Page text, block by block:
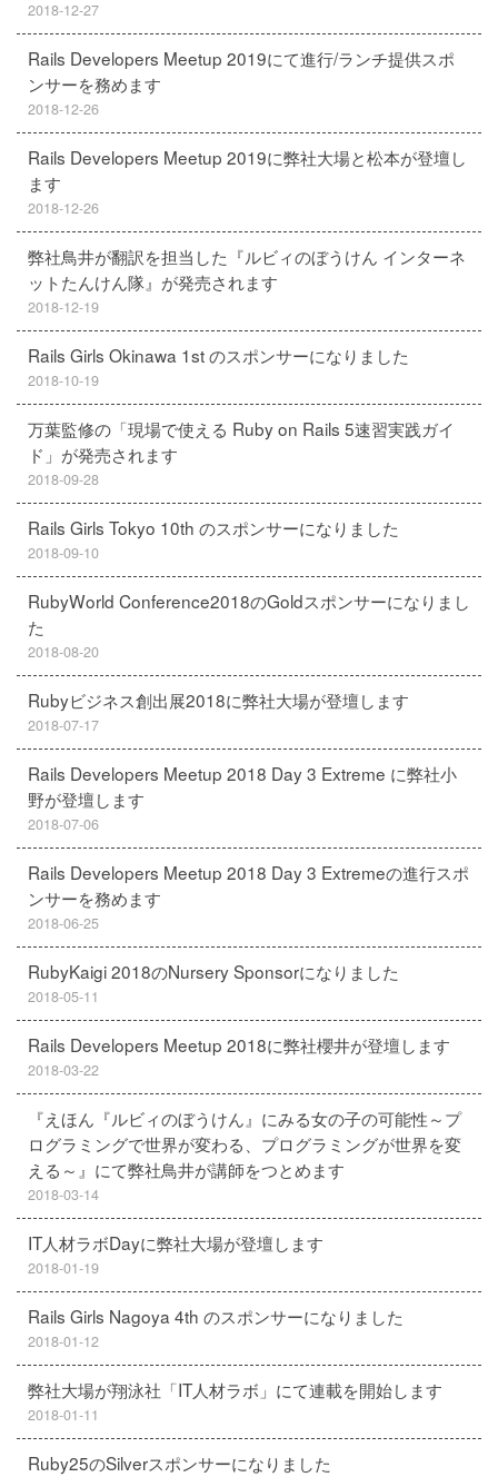
2018-12-27
Rails Developers Meetup 2019にて進行/ランチ提供スポ
ンサーを務めます
2018-12-26
Rails Developers Meetup 2019に弊社大場と松本が登壇し
ます
2018-12-26
弊社鳥井が翻訳を担当した『ルビィのぼうけん インターネ
ットたんけん隊』が発売されます
2018-12-19
Rails Girls Okinawa 1st のスポンサーになりました
2018-10-19
万葉監修の「現場で使える Ruby on Rails 5速習実践ガイ
ド」が発売されます
2018-09-28
Rails Girls Tokyo 10th のスポンサーになりました
2018-09-10
RubyWorld Conference2018のGoldスポンサーになりまし
た
2018-08-20
Rubyビジネス創出展2018に弊社大場が登壇します
2018-07-17
Rails Developers Meetup 2018 Day 3 Extreme に弊社小
野が登壇します
2018-07-06
Rails Developers Meetup 2018 Day 3 Extremeの進行スポ
ンサーを務めます
2018-06-25
RubyKaigi 2018のNursery Sponsorになりました
2018-05-11
Rails Developers Meetup 2018に弊社櫻井が登壇します
2018-03-22
『えほん『ルビィのぼうけん』にみる女の子の可能性～プ
ログラミングで世界が変わる、プログラミングが世界を変
える～』にて弊社鳥井が講師をつとめます
2018-03-14
IT人材ラボDayに弊社大場が登壇します
2018-01-19
Rails Girls Nagoya 4th のスポンサーになりました
2018-01-12
弊社大場が翔泳社「IT人材ラボ」にて連載を開始します
2018-01-11
Ruby25のSilverスポンサーになりました